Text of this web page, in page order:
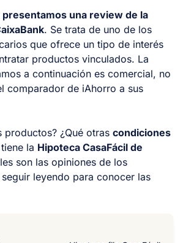
presentamos una review de la
. Se trata de uno de los
que ofrece un tipo de interés
productos vinculados. La
a continuación es comercial, no
comparador de iAhorro a sus
productos? ¿Qué otras condiciones
tiene la Hipoteca CasaFácil de
son las opiniones de los
seguir leyendo para conocer las